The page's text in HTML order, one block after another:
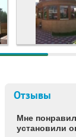
Отзывы
Мне
установили